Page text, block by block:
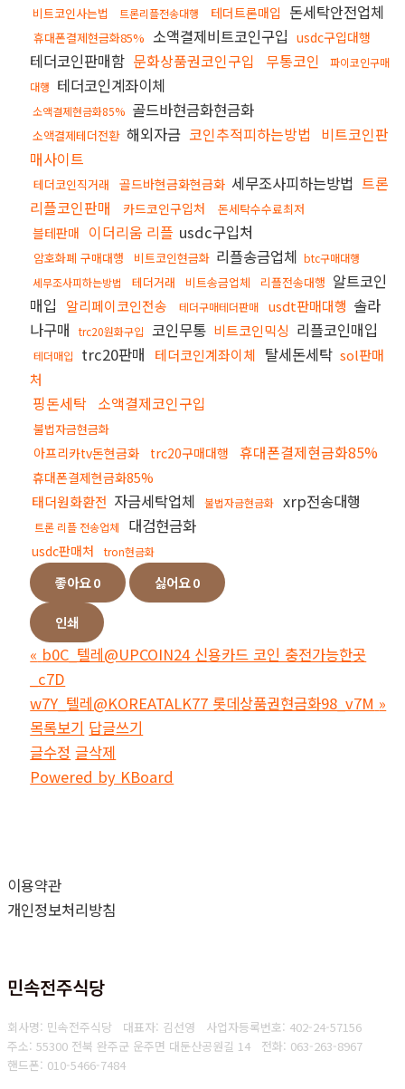
비트코인사는법 트론리플전송대행 테더트론매입 돈세탁안전업체
휴대폰결제현금화85% 소액결제비트코인구입 usdc구입대행
테더코인판매함 문화상품권코인구입 무통코인
파이코인구매
대행 테더코인계좌이체
소액결제현금화85% 골드바현금화현금화
소액결제테더전환 해외자금 코인추적피하는방법 비트코인판
매사이트
테더코인직거래 골드바현금화현금화 세무조사피하는방법 트론
리플코인판매
카드코인구입처 돈세탁수수료최저
블테판매 이더리움 리플 usdc구입처
암호화폐 구매대행 비트코인현금화 리플송금업체 btc구매대행
세무조사피하는방법
테더거래 비트송금업체 리플전송대행 알트코인
매입
알리페이코인전송 테더구매테더판매 usdt판매대행 솔라
나구매
trc20원화구입 코인무통 비트코인믹싱 리플코인매입
테더매입 trc20판매 테더코인계좌이체 탈세돈세탁 sol판매
처
핑돈세탁 소액결제코인구입
불법자금현금화
아프리카tv돈현금화 trc20구매대행 휴대폰결제현금화85%
휴대폰결제현금화85%
태더원화환전 자금세탁업체 불법자금현금화 xrp전송대행
트론 리플 전송업체 대검현금화
usdc판매처 tron현금화
좋아요0 싫어요0
인쇄
« b0C_텔레@UPCOIN24 신용카드 코인 충전가능한곳
_c7D
w7Y_텔레@KOREATALK77 롯데상품권현금화98_v7M »
목록보기 답글쓰기
글수정 글삭제
Powered by KBoard
이용약관
개인정보처리방침
민속전주식당
회사명: 민속전주식당 대표자: 김선영 사업자등록번호: 402-24-57156
주소: 55300 전북 완주군 운주면 대둔산공원길 14 전화: 063-263-8967
핸드폰: 010-5466-7484